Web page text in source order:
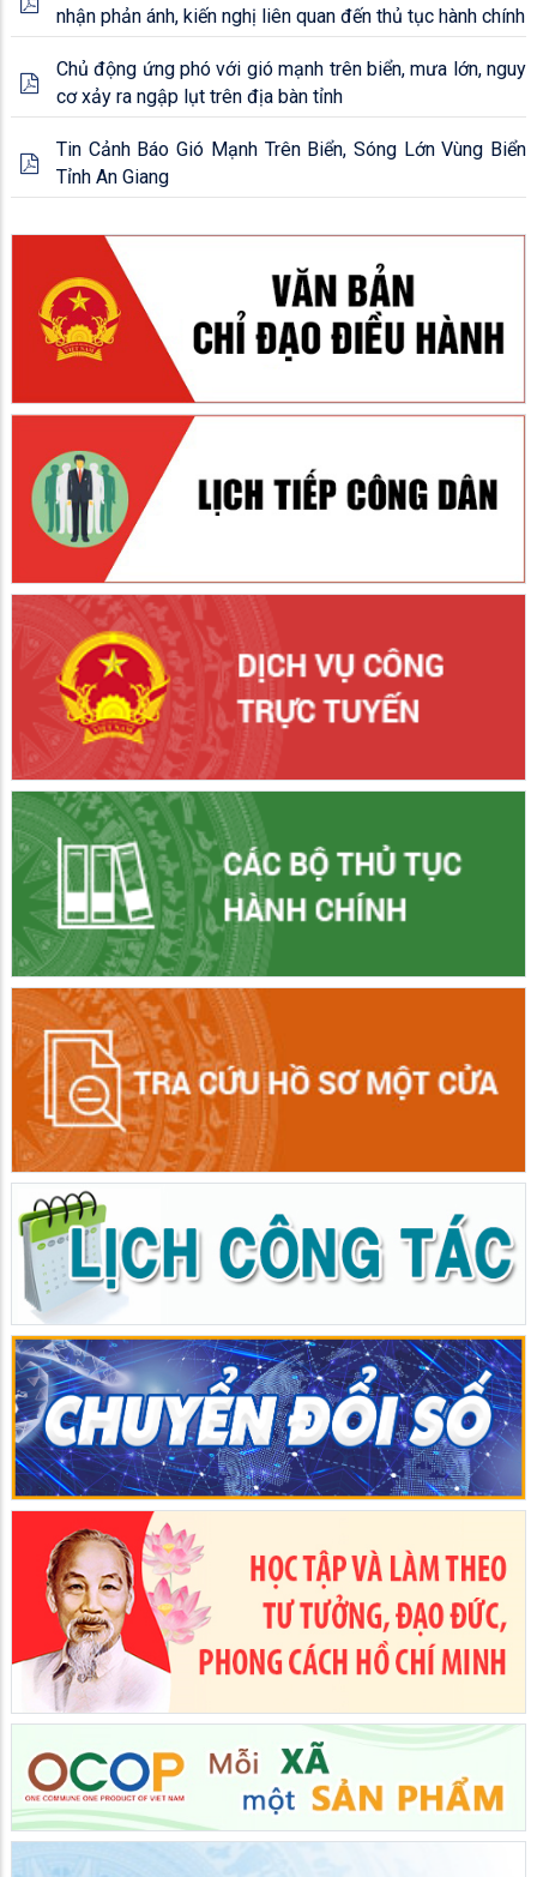
nhận phản ánh, kiến nghị liên quan đến thủ tục hành chính
Chủ động ứng phó với gió mạnh trên biển, mưa lớn, nguy
cơ xảy ra ngập lụt trên địa bàn tỉnh
Tin Cảnh Báo Gió Mạnh Trên Biển, Sóng Lớn Vùng Biển
Tỉnh An Giang